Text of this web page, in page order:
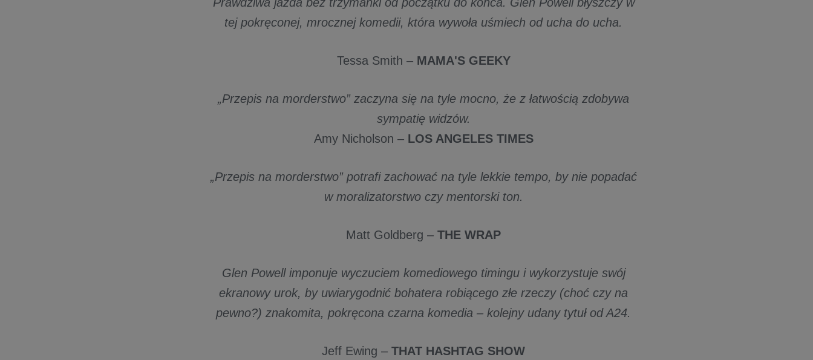
tej pokręconej, mrocznej komedii, która wywoła uśmiech od ucha do ucha.
Tessa Smith – MAMA'S GEEKY
„Przepis na morderstwo” zaczyna się na tyle mocno, że z łatwością zdobywa
sympatię widzów.
Amy Nicholson – LOS ANGELES TIMES
„Przepis na morderstwo” potrafi zachować na tyle lekkie tempo, by nie popadać
w moralizatorstwo czy mentorski ton.
Matt Goldberg – THE WRAP
Glen Powell imponuje wyczuciem komediowego timingu i wykorzystuje swój
ekranowy urok, by uwiarygodnić bohatera robiącego złe rzeczy (choć czy na
pewno?) znakomita, pokręcona czarna komedia – kolejny udany tytuł od A24.
Jeff Ewing – THAT HASHTAG SHOW